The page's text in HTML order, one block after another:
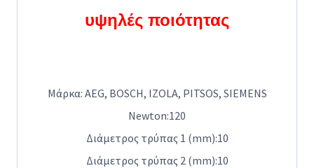
υψηλές ποιότητας
Μάρκα: AEG, BOSCH, IZOLA, PITSOS, SIEMENS
Newton:120
Διάμετρος τρύπας 1 (mm):10
Διάμετρος τρύπας 2 (mm):10